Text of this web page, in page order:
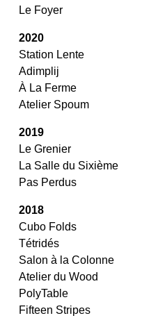
Le Foyer
2020
Station Lente
Adimplij
À La Ferme
Atelier Spoum
2019
Le Grenier
La Salle du Sixième
Pas Perdus
2018
Cubo Folds
Tétridés
Salon à la Colonne
Atelier du Wood
PolyTable
Fifteen Stripes